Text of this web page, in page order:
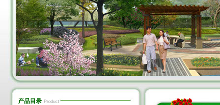
产品目录 Product